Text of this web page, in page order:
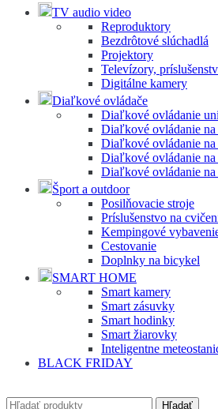
TV audio video
Reproduktory
Bezdrôtové slúchadlá
Projektory
Televízory,
Digitálne kamery
Diaľkové ovládače
Diaľkové ovládanie
Diaľkové ovládanie
Diaľkové ovládanie na
Diaľkové ovládanie na
Diaľkové ovládanie
Šport a outdoor
Posilňovacie stroje
Príslušenstvo na
Kempingové
Cestovanie
Doplnky na bicykel
SMART HOME
Smart kamery
Smart zásuvky
Smart hodinky
Smart žiarovky
Inteligentne
BLACK FRIDAY
Hľadať